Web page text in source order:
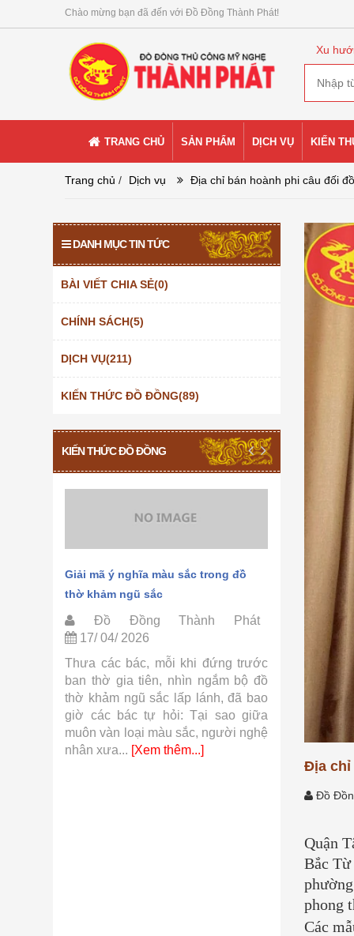
Chào mừng bạn đã đến với Đồ Đồng Thành Phát!
Xu
TRANG CHỦ SẢN PHẨM DỊCH VỤ KIẾN
Trang chủ / Dịch vụ Địa chỉ bán hoành phi câu đối
DANH MỤC TIN TỨC
BÀI VIẾT CHIA SẺ(0)
CHÍNH SÁCH(5)
DỊCH VỤ(211)
KIẾN THỨC ĐỒ ĐỒNG(89)
KIẾN THỨC ĐỒ ĐỒNG
Giải mã ý nghĩa màu sắc trong đồ
thờ khảm ngũ sắc
Đồ Đồng Thành Phát
17/ 04/ 2026
Thưa các bác, mỗi khi đứng trước
ban thờ gia tiên, nhìn ngắm bộ đồ
thờ khảm ngũ sắc lấp lánh, đã bao
giờ các bác tự hỏi: Tại sao giữa
muôn vàn loại màu sắc, người nghệ
nhân xưa... [Xem thêm...]
Quy trình
Đồ
15/ 04/
Thưa
tự hỏi tại
sắc lại
so với
những
Địa chỉ
Đồ
Quận
Bắc
phong
Các